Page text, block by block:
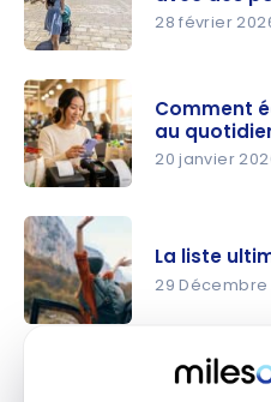
destination
s familiales
avec des
points pour
l’été 2026
28 février
économise
r de
l’argent au
quotidien
Comment
au
20 janvier
La liste
29 Décembre
Festivals